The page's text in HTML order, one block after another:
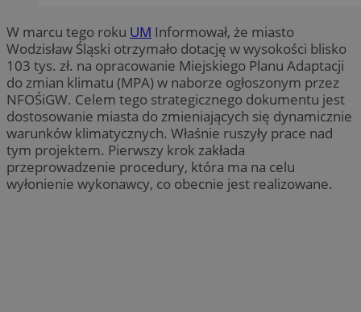
W marcu tego roku UM Informował, że miasto
Wodzisław Śląski otrzymało dotację w wysokości blisko
103 tys. zł. na opracowanie Miejskiego Planu Adaptacji
do zmian klimatu (MPA) w naborze ogłoszonym przez
NFOŚiGW. Celem tego strategicznego dokumentu jest
dostosowanie miasta do zmieniających się dynamicznie
warunków klimatycznych. Właśnie ruszyły prace nad
tym projektem. Pierwszy krok zakłada
przeprowadzenie procedury, która ma na celu
wyłonienie wykonawcy, co obecnie jest realizowane.